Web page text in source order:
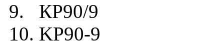
9. КР90/9
10. KP90-9